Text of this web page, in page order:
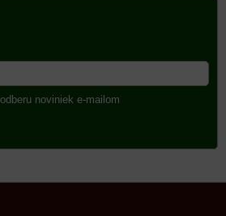
noviniek e-mailom